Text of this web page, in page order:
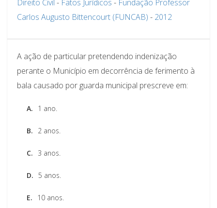
Direito Civil - Fatos Jurídicos - Fundação Professor
Carlos Augusto Bittencourt (FUNCAB) - 2012
A ação de particular pretendendo indenização
perante o Município em decorrência de ferimento à
bala causado por guarda municipal prescreve em:
A. 1 ano.
B. 2 anos.
C. 3 anos.
D. 5 anos.
E. 10 anos.